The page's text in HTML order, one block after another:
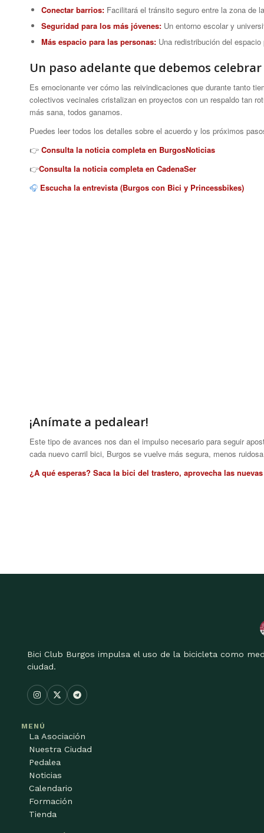
Conectar barrios: Facilitará el tránsito seguro entre la zona de
Seguridad para los más jóvenes: Un entorno escolar y
Más espacio para las personas: Una redistribución del
Un paso adelante que debemos celebrar
Es emocionante ver cómo las reivindicaciones que durante tanto
colectivos vecinales cristalizan en proyectos con un respaldo tan
más sana, todos ganamos.
Puedes leer todos los detalles sobre el acuerdo y los próximos
👉 Consulta la noticia completa en BurgosNoticias
👉Consulta la noticia completa en CadenaSer
🎧 Escucha la entrevista (Burgos con Bici y Princessbikes)
¡Anímate a pedalear!
Este tipo de avances nos dan el impulso necesario para seguir
cada nuevo carril bici, Burgos se vuelve más segura, menos
¿A qué esperas? Saca la bici del trastero, aprovecha las
Bici Club Burgos impulsa el uso de la bicicleta como
ciudad.
MENÚ
La Asociación
Nuestra Ciudad
Pedalea
Noticias
Calendario
Formación
Tienda